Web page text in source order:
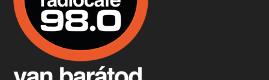
Fermentáljunk, a testünk meghálálja!
Apr 3, 2026 • 00:36:07